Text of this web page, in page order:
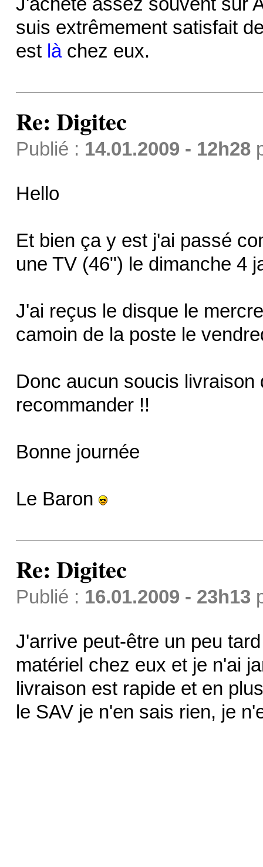
suis extrêmement satisfait
est làchez eux.
Re: Digitec
Publié : 14.01.2009 - 12h28
Hello
Et bien ça y est j'ai passé
une TV (46") le dimanche 4
J'ai reçus le disque le
camoin de la poste le
Donc aucun soucis
recommander !!
Bonne journée
Le Baron
Re: Digitec
Publié : 16.01.2009 - 23h13
J'arrive peut-être un peu
matériel chez eux et je n'ai
livraison est rapide et en
le SAV je n'en sais rien, je